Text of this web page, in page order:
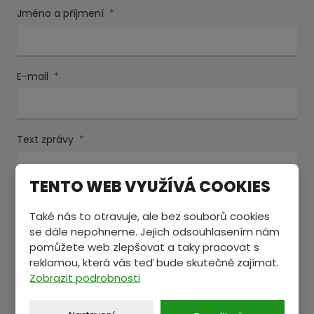
Jméno a příjmení *
E-mail *
Text zprávy *
Souhlasím
zpracováním
Souhlasím se zpracováním
Položky označené hvězdičkou ( *) jsou povinné.
TENTO WEB VYUŽÍVÁ COOKIES
Také nás to otravuje, ale bez souborů cookies
se dále nepohneme. Jejich odsouhlasením nám
pomůžete web zlepšovat a taky pracovat s
reklamou, která vás teď bude skutečně zajímat.
Zobrazit podrobnosti